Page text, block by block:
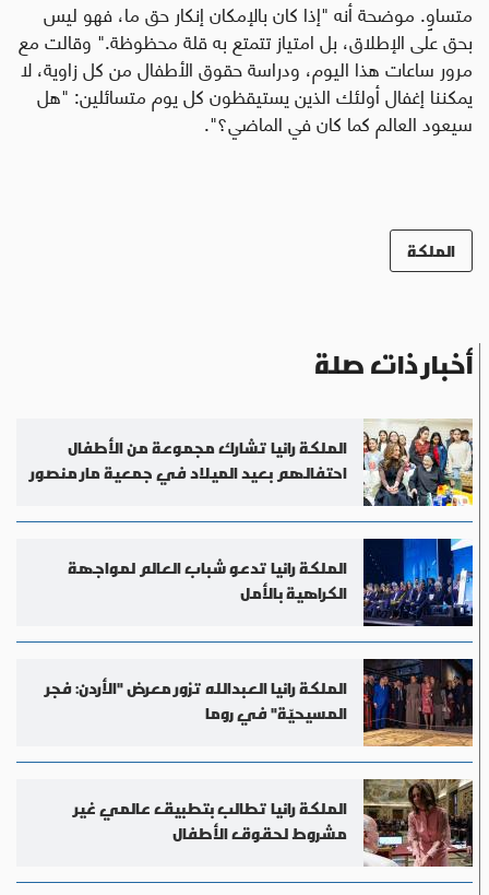
متساوٍ. موضحة أنه "إذا كان بالإمكان إنكار حق ما، فهو ليس
بحق على الإطلاق، بل امتياز تتمتع به قلة محظوظة." وقالت مع
مرور ساعات هذا اليوم، ودراسة حقوق الأطفال من كل زاوية، لا
يمكننا إغفال أولئك الذين يستيقظون كل يوم متسائلين: "هل
سيعود العالم كما كان في الماضي؟"
.
الملكة
أخبار ذات صلة
الملكة رانيا تشارك مجموعة من الأطفال
احتفالهم بعيد الميلاد في جمعية مار منصور
الملكة رانيا تدعو شباب العالم لمواجهة
الكراهية بالأمل
الملكة رانيا العبدالله تزور معرض "الأردن: فجر
المسيحيّة" في روما
الملكة رانيا تطالب بتطبيق عالمي غير
مشروط لحقوق الأطفال